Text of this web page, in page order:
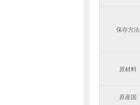
保存方法
原材料
原産国